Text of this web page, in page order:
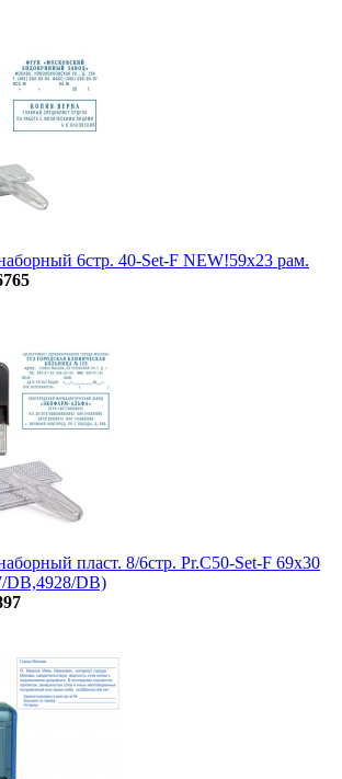
6стр. 40-Set-F NEW!59х23 рам.
пласт. 8/6стр. Pr.C50-Set-F 69х30
DB,4928/DB)